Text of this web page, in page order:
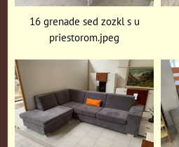
16 grenade sed zozkl s u
priestorom.jpeg